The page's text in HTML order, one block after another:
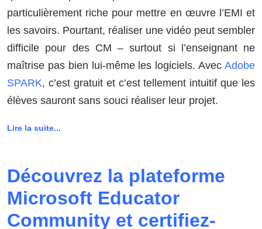
particulièrement riche pour mettre en œuvre l’EMI et
les savoirs. Pourtant, réaliser une vidéo peut sembler
difficile pour des CM – surtout si l’enseignant ne
maîtrise pas bien lui-même les logiciels. Avec Adobe
SPARK, c’est gratuit et c’est tellement intuitif que les
élèves sauront sans souci réaliser leur projet.
Lire la suite...
Découvrez la plateforme
Microsoft Educator
Community et certifiez-